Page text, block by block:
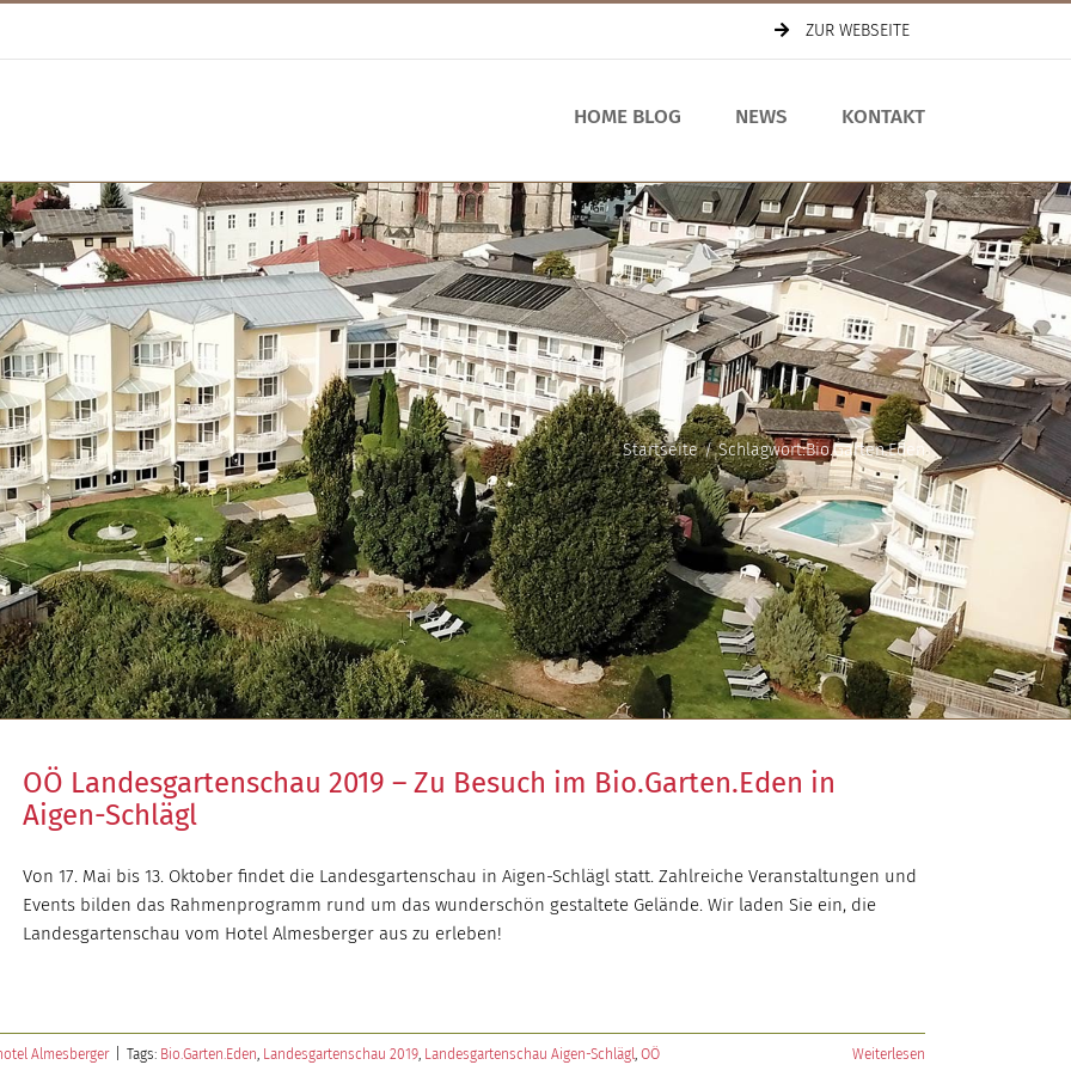
ZUR WEBSEITE
HOME BLOG NEWS KONTAKT
Startseite Schlagwort:Bio.Garten.Eden
OÖ Landesgartenschau 2019 – Zu Besuch im Bio.Garten.Eden in
Aigen-Schlägl
Von 17. Mai bis 13. Oktober findet die Landesgartenschau in Aigen-Schlägl statt. Zahlreiche Veranstaltungen und
Events bilden das Rahmenprogramm rund um das wunderschön gestaltete Gelände. Wir laden Sie ein, die
Landesgartenschau vom Hotel Almesberger aus zu erleben!
Almesberger Tags: Bio.Garten.Eden, Landesgartenschau 2019, Landesgartenschau Aigen-Schlägl, OÖ Weiterlesen